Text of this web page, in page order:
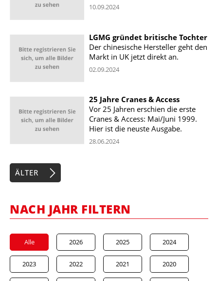
10.09.2024
LGMG gründet britische Tochter
Der chinesische Hersteller geht den
Markt in UK jetzt direkt an.
02.09.2024
25 Jahre Cranes & Access
Vor 25 Jahren erschien die erste
Cranes & Access: Mai/Juni 1999.
Hier ist die neuste Ausgabe.
28.06.2024
ÄLTER
NACH JAHR FILTERN
Alle 2026 2025 2024
2023 2022 2021 2020